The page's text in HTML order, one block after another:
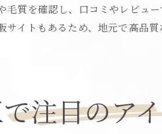
毛質を確認し、口コミやレビュ
イトもあるため、地元で高品
注目のア